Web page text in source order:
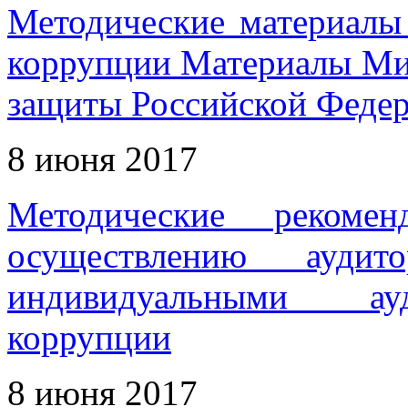
Методические
коррупции Материалы
защиты Российской
8 июня 2017
Методические
осуществлению
индивидуальными
коррупции
8 июня 2017